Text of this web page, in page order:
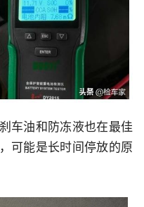
车油和防冻液也在最佳
可能是长时间停放的原